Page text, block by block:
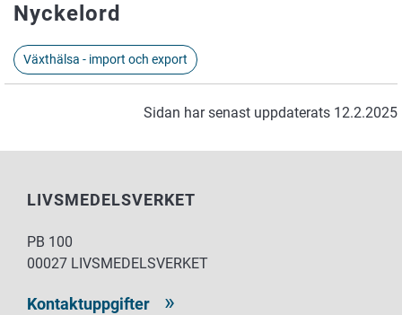
Nyckelord
Växthälsa - import och export
Sidan har senast uppdaterats 12.2.2025
LIVSMEDELSVERKET
PB 100
00027 LIVSMEDELSVERKET
Kontaktuppgifter